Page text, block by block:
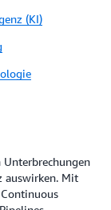
(KI)
auswirken. Mit